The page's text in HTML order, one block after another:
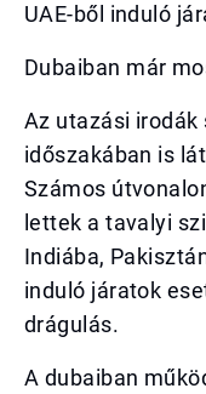
UAE-ből induló
Dubaiban már
Az utazási irodák
időszakában is
Számos
lettek a tavalyi
Indiába,
induló járatok
drágulás.
A dubaiban